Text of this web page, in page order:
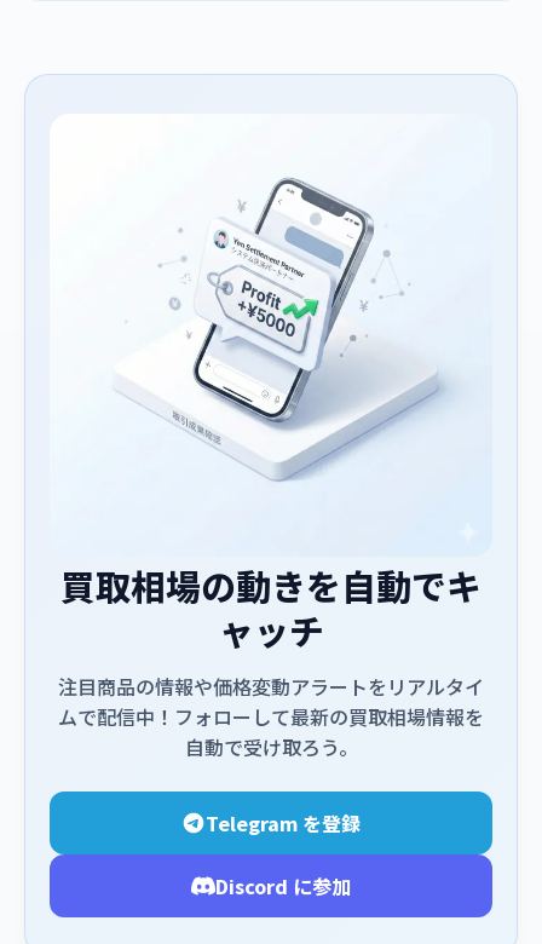
買取相場の動きを自動でキ
ャッチ
注目商品の情報や価格変動アラートをリアルタイ
ムで配信中！フォローして最新の買取相場情報を
自動で受け取ろう。
Telegram を登録
Discord に参加